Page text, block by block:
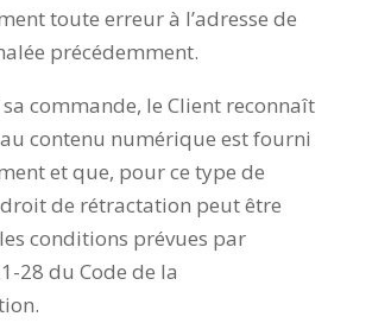
toute erreur à l’adresse de
précédemment.
commande, le Client reconnaît
au contenu numérique est fourni
et que, pour ce type de
de rétractation peut être
conditions prévues par
28 du Code de la